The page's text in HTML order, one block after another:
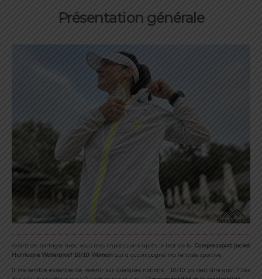
Présentation générale
Avant de partager avec vous mes impressions après le test de la Compressport Jacket
Hurricane Waterproof 10/10 Woman qui a accompagné ma rentrée sportive.
Il me semble essentiel de revenir sur quelques notions : 10/10 ça veut dire quoi ? Ces